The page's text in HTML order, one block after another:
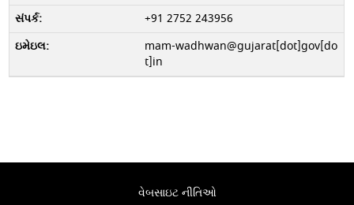
+91 2752 243956
mam-wadhwan@gujarat[dot]gov[do
t]in
વેબસાઇટ નીતિઓ